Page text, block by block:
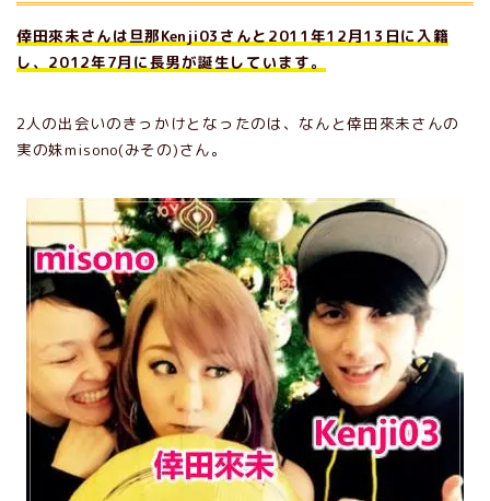
倖田來未さんは旦那Kenji03さんと2011年12月13日に入籍
し、2012年7月に長男が誕生しています。
2人の出会いのきっかけとなったのは、なんと倖田來未さんの
実の妹misono(みその)さん。